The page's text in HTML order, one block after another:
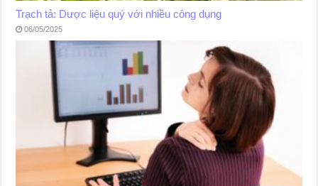
Trạch tả: Dược liệu quý với nhiều công dụng
06/05/2025